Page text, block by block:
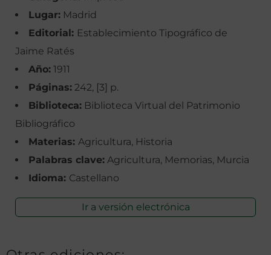
Lugar: Madrid
Editorial: Establecimiento Tipográfico de
Jaime Ratés
Año: 1911
Páginas: 242, [3] p.
Biblioteca: Biblioteca Virtual del Patrimonio
Bibliográfico
Materias: Agricultura, Historia
Palabras clave: Agricultura, Memorias, Murcia
Idioma: Castellano
Ir a versión electrónica